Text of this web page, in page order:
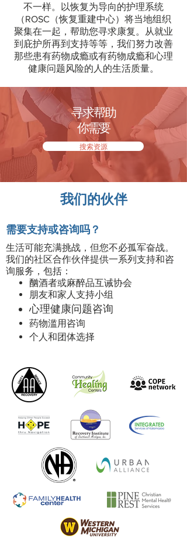
不一样。
以恢复为导向的护理系统
（ROSC（恢复重建中心）将当地组织
聚集在一起，帮助您寻求康复。从就业
到庇护所再到支持等等，我们努力改善
那些患有药物成瘾或有药物成瘾和心理
健康问题风险的人的生活质量。
寻求帮助
你需要
搜索资源
我们的伙伴
需要支持或咨询吗？
生活可能充满挑战，但您不必孤军奋战。
我们的社区合作伙伴提供一系列支持和咨
询服务，包括：
酗酒者或麻醉品互诫协会
朋友和家人支持小组
心理健康问题咨询
药物滥用咨询
个人和团体选择